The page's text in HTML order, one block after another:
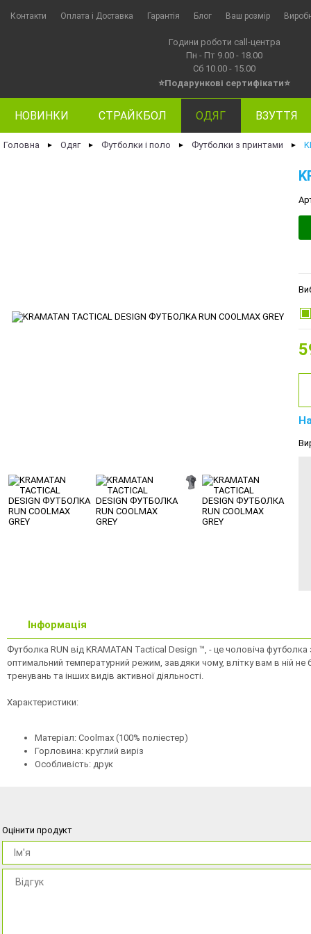
Контакти Оплата i Доставка Гарантія Блог Ваш розмір
Години роботи call-центра
Пн - Пт 9.00 - 18.00
Сб 10.00 - 15.00
⭐Подарункові сертифікати⭐
НОВИНКИ СТРАЙКБОЛ ОДЯГ ВЗУТТЯ
Головна ► Одяг ► Футболки і поло ► Футболки з принтами ►
Інформація
Футболка RUN від KRAMATAN Tactical Design ™, - це чоловіча
оптимальний температурний режим, завдяки чому, влітку вам в ній
тренувань та інших видів активної діяльності.
Характеристики:
Матеріал: Coolmax (100% поліестер)
Горловина: круглий виріз
Особливість: друк
Оцінити продукт